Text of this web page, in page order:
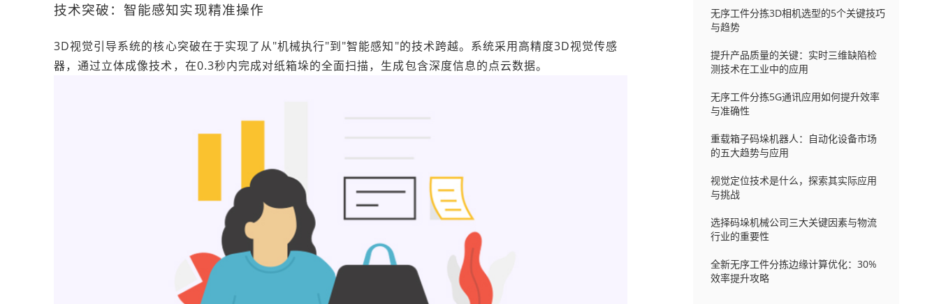
技术突破：智能感知实现精准操作
3D视觉引导系统的核心突破在于实现了从"机械执行"到"智能感知"的技术跨越。系统采用高精度3D视觉传感
器，通过立体成像技术，在0.3秒内完成对纸箱垛的全面扫描，生成包含深度信息的点云数据。
无序工件分拣3D相机选型的5个关键技巧
与趋势
提升产品质量的关键：实时三维缺陷检
测技术在工业中的应用
无序工件分拣5G通讯应用如何提升效率
与准确性
重载箱子码垛机器人：自动化设备市场
的五大趋势与应用
视觉定位技术是什么，探索其实际应用
与挑战
选择码垛机械公司三大关键因素与物流
行业的重要性
全新无序工件分拣边缘计算优化：30%
效率提升攻略